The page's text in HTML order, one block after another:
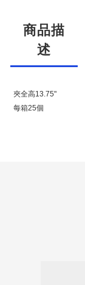
商品描
述
夾全高13.75"
每箱25個